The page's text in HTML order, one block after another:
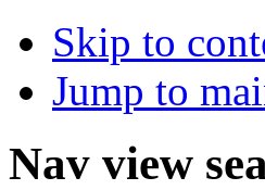
Skip to
Jump to
Nav view